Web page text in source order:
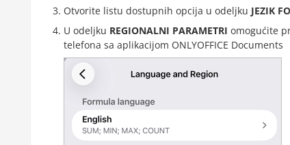
Otvorite listu dostupnih opcija u odeljku JEZIK
U odeljku REGIONALNI PARAMETRI omogućite
telefona sa aplikacijom ONLYOFFICE Documents